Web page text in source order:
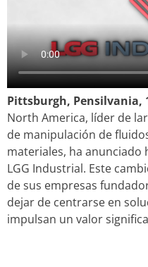
Pittsburgh, Pensilvania,
North America, líder de
de manipulación de
materiales, ha anunciado
LGG Industrial. Este
de sus empresas
dejar de centrarse en
impulsan un valor